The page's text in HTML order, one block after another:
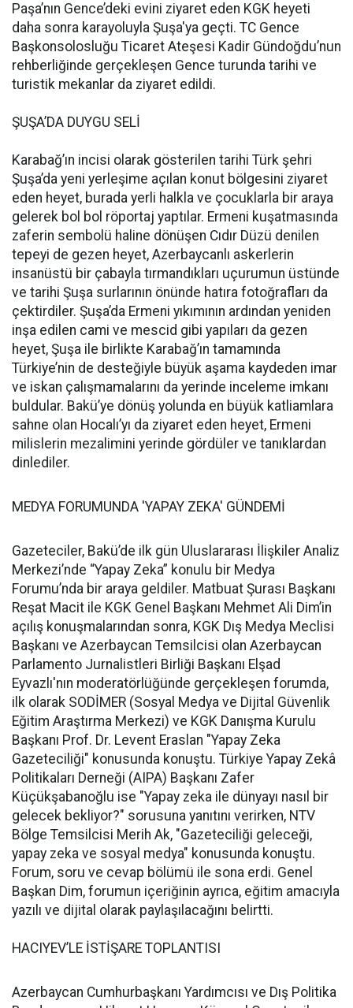
Paşa’nın Gence’deki evini ziyaret eden KGK heyeti
daha sonra karayoluyla Şuşa'ya geçti. TC Gence
Başkonsolosluğu Ticaret Ateşesi Kadir Gündoğdu’nun
rehberliğinde gerçekleşen Gence turunda tarihi ve
turistik mekanlar da ziyaret edildi.
ŞUŞA’DA DUYGU SELİ
Karabağ’ın incisi olarak gösterilen tarihi Türk şehri
Şuşa’da yeni yerleşime açılan konut bölgesini ziyaret
eden heyet, burada yerli halkla ve çocuklarla bir araya
gelerek bol bol röportaj yaptılar. Ermeni kuşatmasında
zaferin sembolü haline dönüşen Cıdır Düzü denilen
tepeyi de gezen heyet, Azerbaycanlı askerlerin
insanüstü bir çabayla tırmandıkları uçurumun üstünde
ve tarihi Şuşa surlarının önünde hatıra fotoğrafları da
çektirdiler. Şuşa’da Ermeni yıkımının ardından yeniden
inşa edilen cami ve mescid gibi yapıları da gezen
heyet, Şuşa ile birlikte Karabağ’ın tamamında
Türkiye’nin de desteğiyle büyük aşama kaydeden imar
ve iskan çalışmamalarını da yerinde inceleme imkanı
buldular. Bakü’ye dönüş yolunda en büyük katliamlara
sahne olan Hocalı’yı da ziyaret eden heyet, Ermeni
milislerin mezalimini yerinde gördüler ve tanıklardan
dinlediler.
MEDYA FORUMUNDA 'YAPAY ZEKA' GÜNDEMİ
Gazeteciler, Bakü’de ilk gün Uluslararası İlişkiler Analiz
Merkezi’nde “Yapay Zeka” konulu bir Medya
Forumu’nda bir araya geldiler. Matbuat Şurası Başkanı
Reşat Macit ile KGK Genel Başkanı Mehmet Ali Dim’in
açılış konuşmalarından sonra, KGK Dış Medya Meclisi
Başkanı ve Azerbaycan Temsilcisi olan Azerbaycan
Parlamento Jurnalistleri Birliği Başkanı Elşad
Eyvazlı'nın moderatörlüğünde gerçekleşen forumda,
ilk olarak SODİMER (Sosyal Medya ve Dijital Güvenlik
Eğitim Araştırma Merkezi) ve KGK Danışma Kurulu
Başkanı Prof. Dr. Levent Eraslan "Yapay Zeka
Gazeteciliği" konusunda konuştu. Türkiye Yapay Zekâ
Politikaları Derneği (AIPA) Başkanı Zafer
Küçükşabanoğlu ise "Yapay zeka ile dünyayı nasıl bir
gelecek bekliyor?" sorusuna yanıtını verirken, NTV
Bölge Temsilcisi Merih Ak, "Gazeteciliği geleceği,
yapay zeka ve sosyal medya" konusunda konuştu.
Forum, soru ve cevap bölümü ile sona erdi. Genel
Başkan Dim, forumun içeriğinin ayrıca, eğitim amacıyla
yazılı ve dijital olarak paylaşılacağını belirtti.
HACIYEV’LE İSTİŞARE TOPLANTISI
Azerbaycan Cumhurbaşkanı Yardımcısı ve Dış Politika